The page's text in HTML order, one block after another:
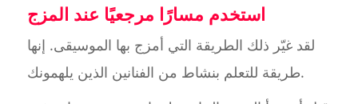
استخدم مسارًا مرجعيًا عند المزج
لقد غيّر ذلك الطريقة التي أمزج بها الموسيقى. إنها
طريقة للتعلم بنشاط من الفنانين الذين يلهمونك.